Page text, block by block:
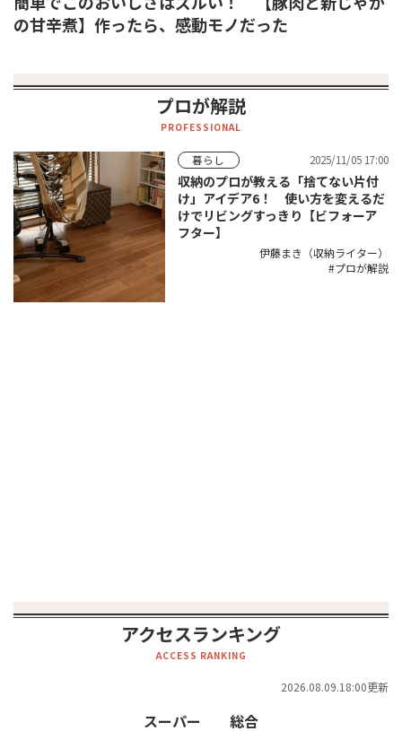
の甘辛煮】作ったら、感動モノだった
プロが解説
PROFESSIONAL
暮らし 2025/11/05 17:00
収納のプロが教える「捨てない片付
け」アイデア6！ 使い方を変えるだ
けでリビングすっきり【ビフォーア
フター】
伊藤まき（収納ライター）
プロが解説
アクセスランキング
ACCESS RANKING
2026.08.09.18:00更新
スーパー 総合